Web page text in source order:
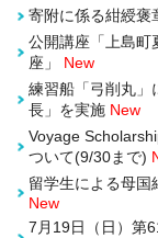
寄附に係る紺綬褒
公開講座「上島町
座」
New
練習船「弓削丸」
長」を実施 New
Voyage
ついて(9/30まで)
留学生による母国
New
7月19日（日）第